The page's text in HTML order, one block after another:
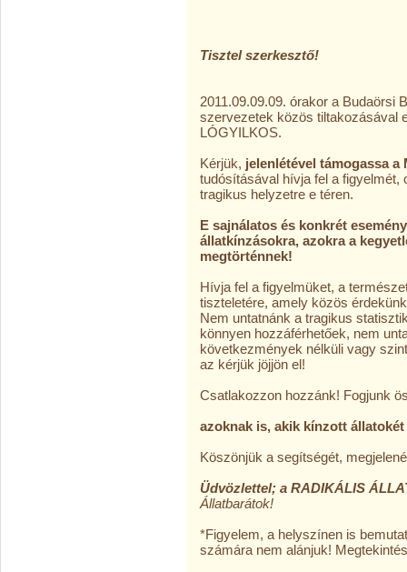
Tisztel szerkesztő!
2011.09.09.09. órakor a Budaörsi
szervezetek közös tiltakozásával
LÓGYILKOS.
Kérjük, jelenlétével támogassa
tudósításával hívja fel a figyelmét,
tragikus helyzetre e téren.
E sajnálatos és konkrét
állatkínzásokra, azokra a
megtörténnek!
Hívja fel a figyelmüket, a
tiszteletére, amely közös
Nem untatnánk a tragikus
könnyen hozzáférhetőek, nem
következmények nélküli vagy
az kérjük jöjjön el!
Csatlakozzon hozzánk! Fogjunk
azoknak is, akik kínzott
Köszönjük a segítségét,
Üdvözlettel; a RADIKÁLIS
Állatbarátok!
*Figyelem, a helyszínen is
számára nem alánjuk!